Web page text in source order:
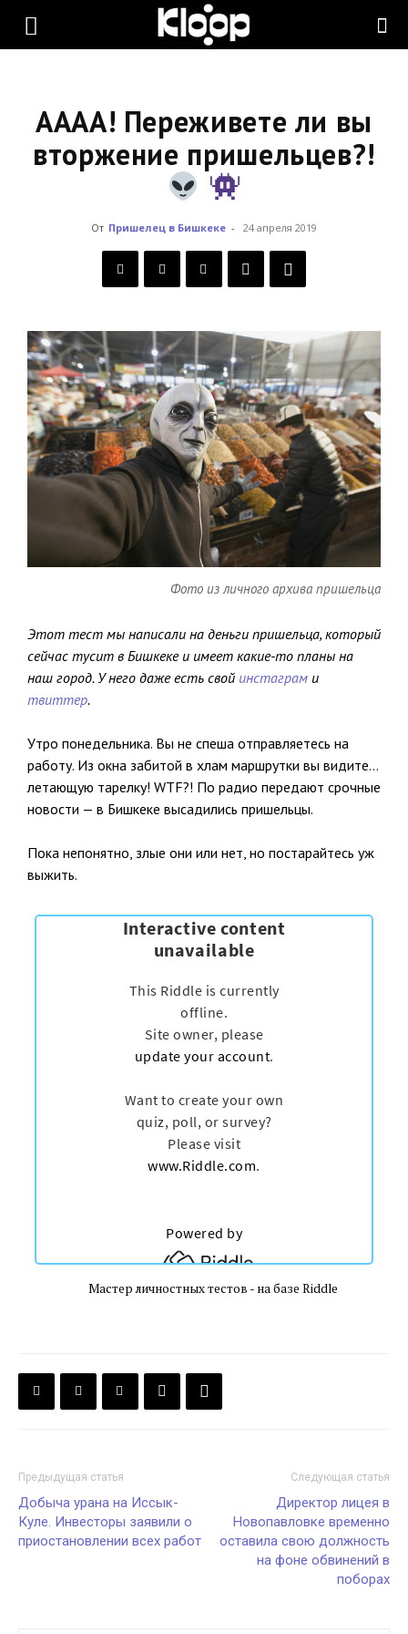
KLOOP.KG
Кыргызстана
АААА! Переживете ли вы
вторжение пришельцев?!
От Пришелец в Бишкеке - 24 апреля 2019
Фото из личного архива пришельца
Этот тест мы написали на деньги пришельца, который
сейчас тусит в Бишкеке и имеет какие-то планы на
наш город. У него даже есть свой инстаграм и
твиттер.
Утро понедельника. Вы не спеша отправляетесь на
работу. Из окна забитой в хлам маршрутки вы видите…
летающую тарелку! WTF?! По радио передают срочные
новости — в Бишкеке высадились пришельцы.
Пока непонятно, злые они или нет, но постарайтесь уж
выжить.
Мастер личностных тестов - на базе Riddle
Предыдущая статья
Добыча урана на Иссык-
Куле. Инвесторы заявили о
приостановлении всех работ
Следующая статья
Директор лицея в
Новопавловке временно
оставила свою должность
на фоне обвинений в
поборах